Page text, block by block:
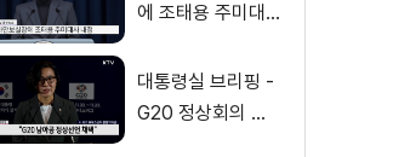
에 조태용 주미대
대통령실 브리핑 -
G20 정상회의 관